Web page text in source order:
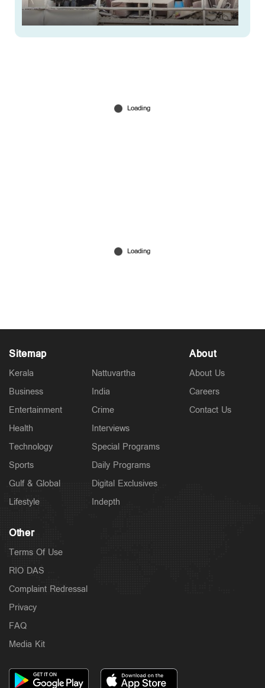
യുഎസ് യുദ്ധവിമാനങ്ങൾ പലതും വീണതായി
കുവൈറ്റ് പ്രതിരോധ മന്ത്രാലയം; ‘എഫ്-15
Sitemap
Kerala
Business
Entertainment
Health
Technology
Sports
Gulf & Global
Lifestyle
Nattuvartha
India
Crime
Interviews
Special Programs
Daily Programs
Digital Exclusives
Indepth
About
About Us
Careers
Contact Us
Other
Terms Of Use
RIO DAS
Complaint Redressal
Privacy
FAQ
Media Kit